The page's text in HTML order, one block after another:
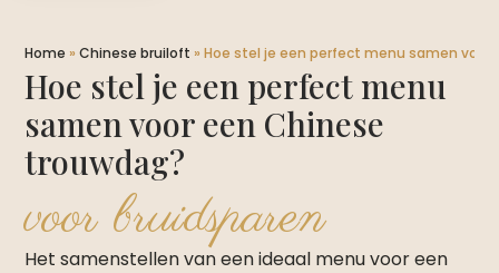
Home »Chinese bruiloft »Hoe stel je een perfect menu samen voor
Hoe stel je een perfect menu
samen voor een Chinese
trouwdag?
voor bruidsparen
Het samenstellen van een ideaal menu voor een